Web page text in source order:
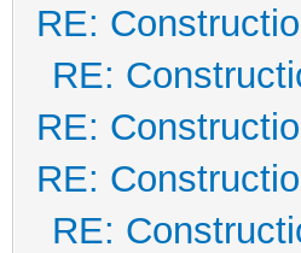
RE:
RE:
RE:
RE:
RE: